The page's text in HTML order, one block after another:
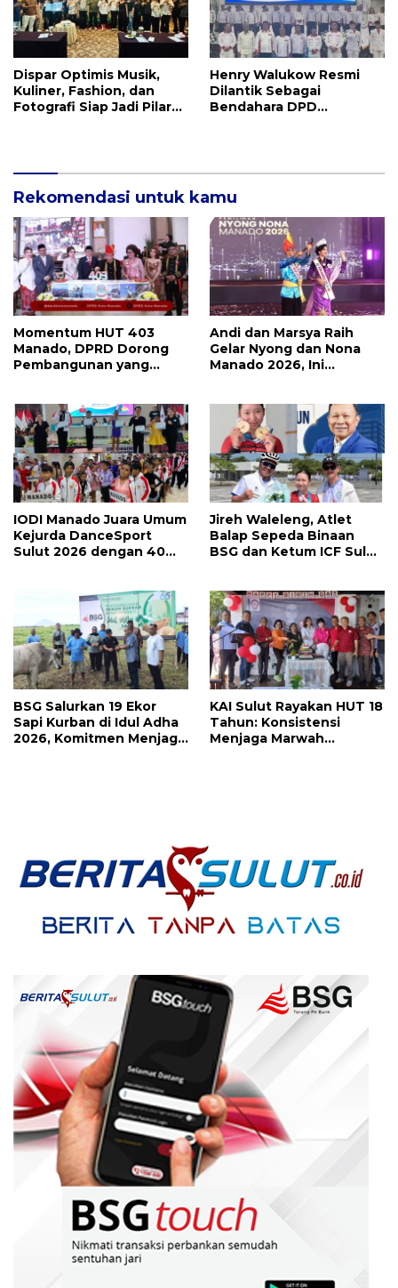
Dispar Optimis Musik,
Kuliner, Fashion, dan
Fotografi Siap Jadi Pilar
Henry Walukow Resmi
Dilantik Sebagai
Bendahara DPD
Rekomendasi untuk kamu
Momentum HUT 403
Manado, DPRD Dorong
Pembangunan yang
Andi dan Marsya Raih
Gelar Nyong dan Nona
Manado 2026, Ini
IODI Manado Juara Umum
Kejurda DanceSport
Sulut 2026 dengan 40
Jireh Waleleng, Atlet
Balap Sepeda Binaan
BSG dan Ketum ICF Sulut
BSG Salurkan 19 Ekor
Sapi Kurban di Idul Adha
2026, Komitmen Menjaga
KAI Sulut Rayakan HUT 18
Tahun: Konsistensi
Menjaga Marwah